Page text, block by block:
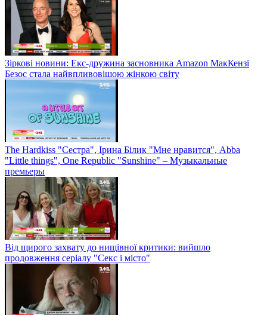
Зіркові новини: Екс-дружина засновника Amazon МакКензі
Безос стала найвпливовішою жінкою світу
The Hardkiss "Сестра", Ірина Білик "Мне нравится", Abba
"Little things", One Republic "Sunshine" – Музыкальные
премьеры
Від щирого захвату до нищівної критики: вийшло
продовження серіалу "Секс і місто"